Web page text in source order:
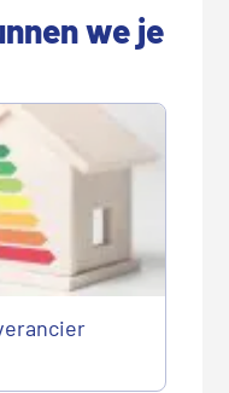
we je